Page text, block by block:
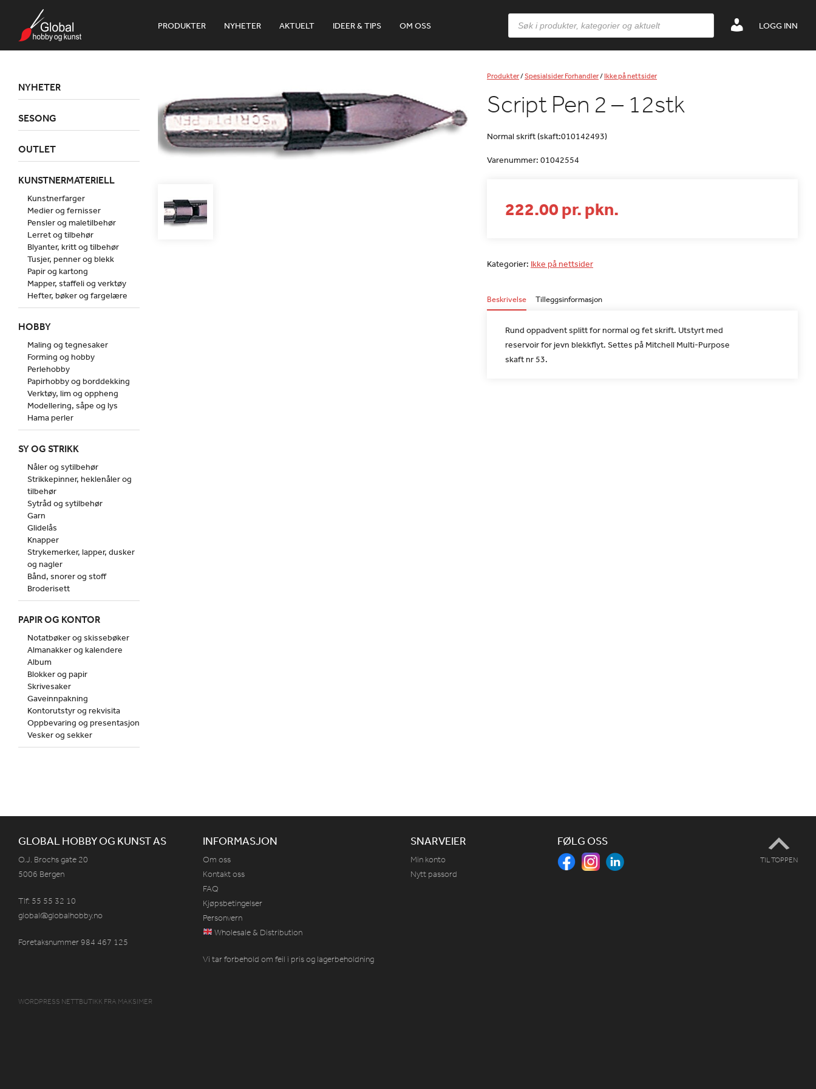
PRODUKTER NYHETER AKTUELT IDEER & TIPS OM OSS LOGG INN
Products
search
Produkter/Spesialsider Forhandler/Ikke på nettsider
Script Pen 2 – 12stk
Normal skrift (skaft:010142493)
Varenummer: 01042554
222.00 pr. pkn.
Kategorier: Ikke på nettsider
Beskrivelse Tilleggsinformasjon
Rund oppadvent splitt for normal og fet skrift. Utstyrt med
reservoir for jevn blekkflyt. Settes på Mitchell Multi-Purpose
skaft nr 53.
NYHETER
SESONG
OUTLET
KUNSTNERMATERIELL
Kunstnerfarger
Medier og fernisser
Pensler og maletilbehør
Lerret og tilbehør
Blyanter, kritt og tilbehør
Tusjer, penner og blekk
Papir og kartong
Mapper, staffeli og verktøy
Hefter, bøker og fargelære
HOBBY
Maling og tegnesaker
Forming og hobby
Perlehobby
Papirhobby og borddekking
Verktøy, lim og oppheng
Modellering, såpe og lys
Hama perler
SY OG STRIKK
Nåler og sytilbehør
Strikkepinner, heklenåler og
tilbehør
Sytråd og sytilbehør
Garn
Glidelås
Knapper
Strykemerker, lapper, dusker
og nagler
Bånd, snorer og stoff
Broderisett
PAPIR OG KONTOR
Notatbøker og skissebøker
Almanakker og kalendere
Album
Blokker og papir
Skrivesaker
Gaveinnpakning
Kontorutstyr og rekvisita
Oppbevaring og presentasjon
Vesker og sekker
GLOBAL HOBBY OG KUNST AS
O.J. Brochs gate 20
5006 Bergen
Tlf: 55 55 32 10
global@globalhobby.no
Foretaksnummer 984 467 125
INFORMASJON
Om oss
Kontakt oss
FAQ
Kjøpsbetingelser
Personvern
Wholesale & Distribution
Vi tar forbehold om feil i pris og lagerbeholdning
SNARVEIER
Min konto
Nytt passord
FØLG OSS
TIL TOPPEN
WORDPRESS NETTBUTIKK FRA MAKSIMER